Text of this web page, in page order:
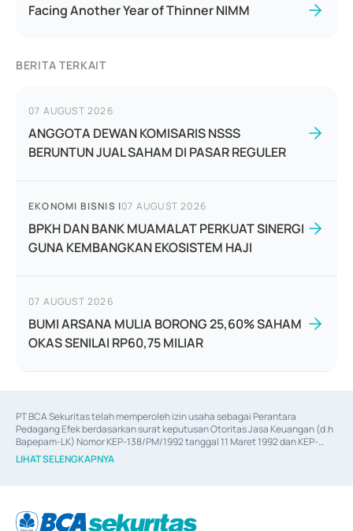
Facing Another Year of Thinner NIMM
BERITA TERKAIT
07 AUGUST 2026
ANGGOTA DEWAN KOMISARIS NSSS
BERUNTUN JUAL SAHAM DI PASAR REGULER
EKONOMI BISNIS |07 AUGUST 2026
BPKH DAN BANK MUAMALAT PERKUAT SINERGI
GUNA KEMBANGKAN EKOSISTEM HAJI
07 AUGUST 2026
BUMI ARSANA MULIA BORONG 25,60% SAHAM
OKAS SENILAI RP60,75 MILIAR
PT BCA Sekuritas telah memperoleh izin usaha sebagai Perantara
Pedagang Efek berdasarkan surat keputusan Otoritas Jasa Keuangan (d.h
Bapepam-LK) Nomor KEP-138/PM/1992 tanggal 11 Maret 1992 dan KEP-
06/D.04/2014 tanggal 28 Februari 2014, izin usaha sebagai Penjamin Emisi
Efek berdasarkan surat keputusan Otoritas Jasa Keuangan Nomor KEP-
berdasarkan surat keputusan Otoritas Jasa Keuangan Nomor S-
LIHAT SELENGKAPNYA